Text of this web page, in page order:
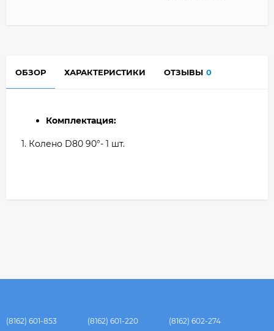
ОБЗОР ХАРАКТЕРИСТИКИ ОТЗЫВЫ 0
Комплектация:
1. Колено D80 90°- 1 шт.
(8162) 601-853 (8162) 601-220 (8162) 602-274